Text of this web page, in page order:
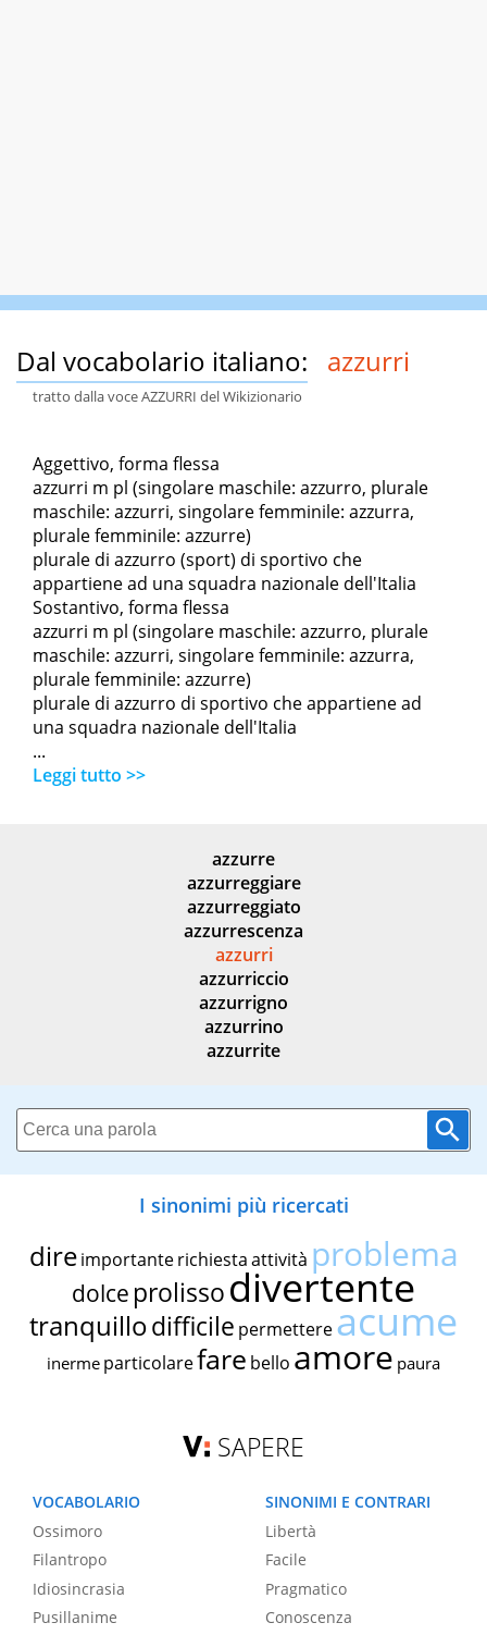
Dal vocabolario italiano: azzurri
tratto dalla voce AZZURRI del Wikizionario
Aggettivo, forma flessa
azzurri m pl (singolare maschile: azzurro, plurale
maschile: azzurri, singolare femminile: azzurra,
plurale femminile: azzurre)
plurale di azzurro (sport) di sportivo che
appartiene ad una squadra nazionale dell'Italia
Sostantivo, forma flessa
azzurri m pl (singolare maschile: azzurro, plurale
maschile: azzurri, singolare femminile: azzurra,
plurale femminile: azzurre)
plurale di azzurro di sportivo che appartiene ad
una squadra nazionale dell'Italia
...
Leggi tutto >>
azzurre
azzurreggiare
azzurreggiato
azzurrescenza
azzurri
azzurriccio
azzurrigno
azzurrino
azzurrite
I sinonimi più ricercati
dire importante richiestaattività problema
dolce prolissodivertente
tranquillodifficile permettereacume
inerme particolarefare bello amore paura
SAPERE
VOCABOLARIO
Ossimoro
Filantropo
Idiosincrasia
Pusillanime
SINONIMI E CONTRARI
Libertà
Facile
Pragmatico
Conoscenza